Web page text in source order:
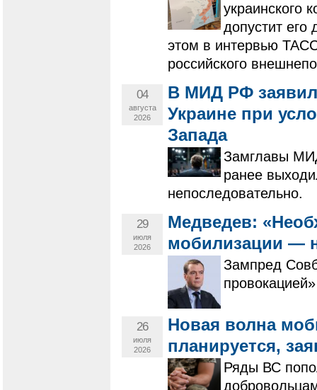
украинского
допустит его
этом в интервью
российского
04
августа
2026
В МИД РФ
Украине при
Запада
Замглавы
ранее
непоследовательно.
29
июля
2026
Медведев:
мобилизации —
Зампред
26
июля
2026
Новая волна
планируется,
Ряды ВС